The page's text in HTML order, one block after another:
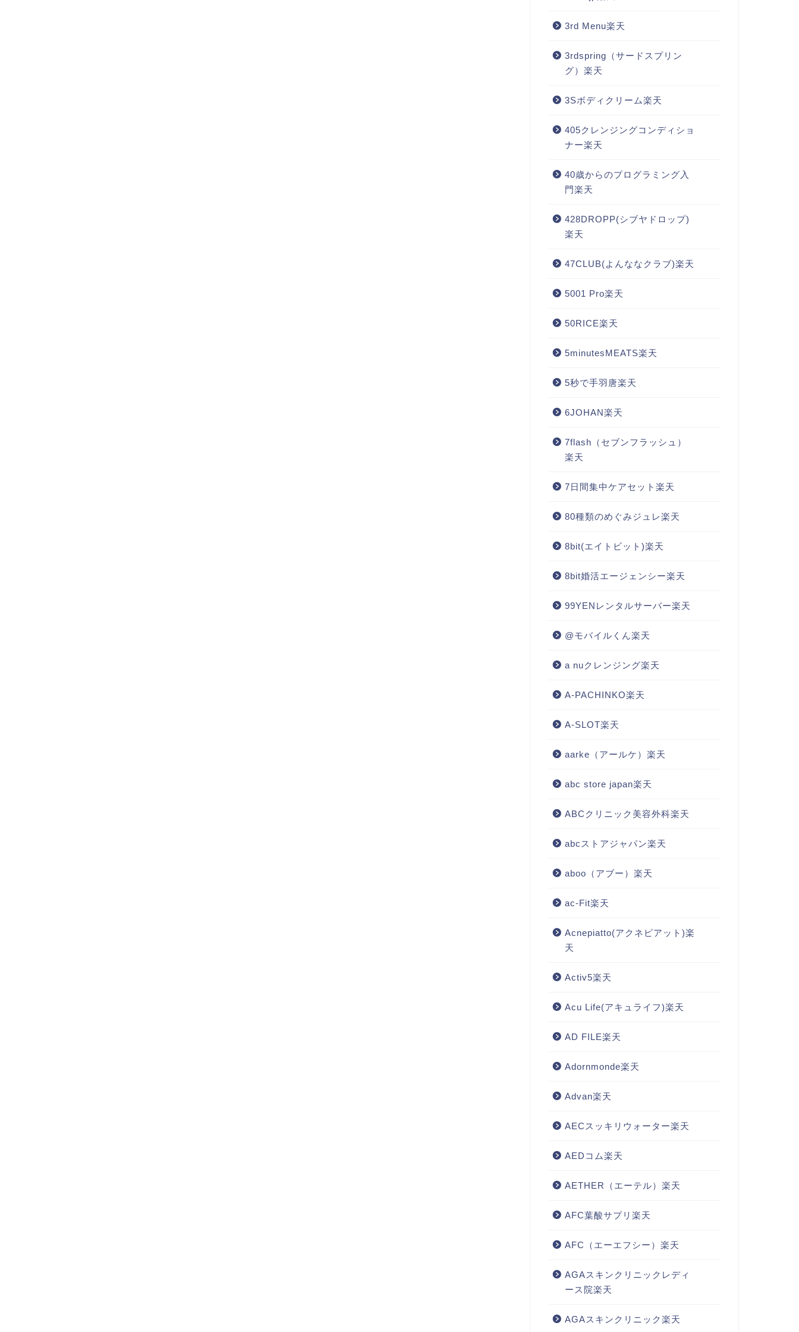
3rd Menu楽天
3rdspring（サードスプリン
グ）楽天
3Sボディクリーム楽天
405クレンジングコンディショ
ナー楽天
40歳からのプログラミング入
門楽天
428DROPP(シブヤドロップ)
楽天
47CLUB(よんななクラブ)楽天
5001 Pro楽天
50RICE楽天
5minutesMEATS楽天
5秒で手羽唐楽天
6JOHAN楽天
7flash（セブンフラッシュ）
楽天
7日間集中ケアセット楽天
80種類のめぐみジュレ楽天
8bit(エイトビット)楽天
8bit婚活エージェンシー楽天
99YENレンタルサーバー楽天
@モバイルくん楽天
a nuクレンジング楽天
A-PACHINKO楽天
A-SLOT楽天
aarke（アールケ）楽天
abc store japan楽天
ABCクリニック美容外科楽天
abcストアジャパン楽天
aboo（アブー）楽天
ac-Fit楽天
Acnepiatto(アクネピアット)楽
天
Activ5楽天
Acu Life(アキュライフ)楽天
AD FILE楽天
Adornmonde楽天
Advan楽天
AECスッキリウォーター楽天
AEDコム楽天
AETHER（エーテル）楽天
AFC葉酸サプリ楽天
AFC（エーエフシー）楽天
AGAスキンクリニックレディ
ース院楽天
AGAスキンクリニック楽天